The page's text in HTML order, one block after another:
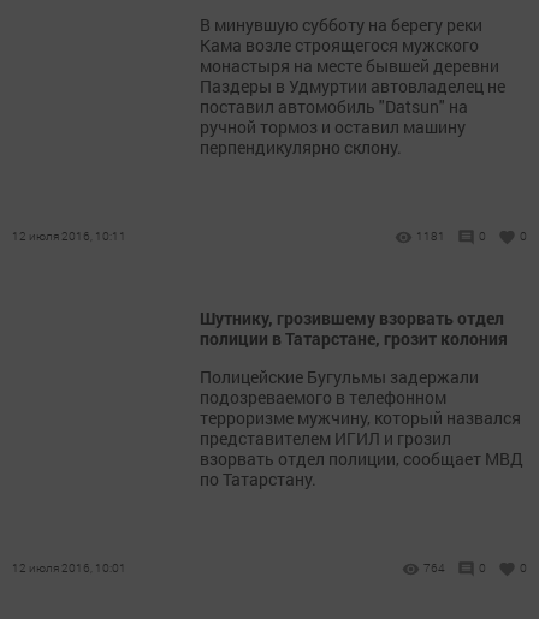
В минувшую субботу на берегу реки
Кама возле строящегося мужского
монастыря на месте бывшей деревни
Паздеры в Удмуртии автовладелец не
поставил автомобиль "Datsun" на
ручной тормоз и оставил машину
перпендикулярно склону.
12 июля 2016, 10:11 1181 0 0
Шутнику, грозившему взорвать отдел
полиции в Татарстане, грозит колония
Полицейские Бугульмы задержали
подозреваемого в телефонном
терроризме мужчину, который назвался
представителем ИГИЛ и грозил
взорвать отдел полиции, сообщает МВД
по Татарстану.
12 июля 2016, 10:01 764 0 0